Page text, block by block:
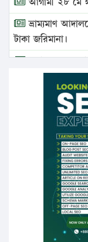
ভ্রাম্যমাণ
টাকা জরিমানা।
এবার লঞ্চের
১৭ থেকে ২১
১৬ মে চাঁদপুর ও
উচ্চশিক্ষায়
পিএইচডি করছেন
সারা দেশে
কঠোর হচ্ছে
ফরিদগঞ্জে